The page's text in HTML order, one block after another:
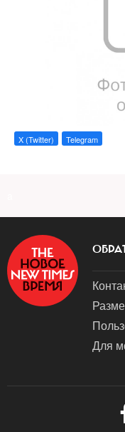
X (Twitter) Telegram
Для